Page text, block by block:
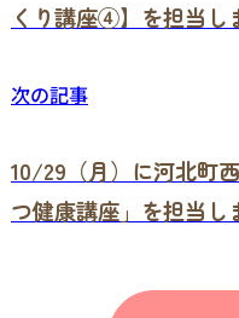
くり講座④】を担当し
次の記事
10/29（月）に河北町
つ健康講座」を担当し